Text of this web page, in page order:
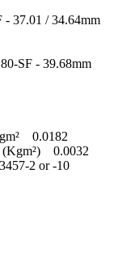
37.01 / 34.64mm
SF - 39.68mm
0.0182
(Kgm²) 0.0032
2 or -10